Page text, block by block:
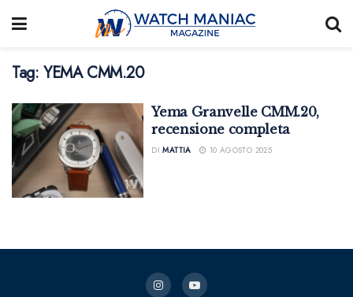
Tag: YEMA CMM.20
Yema Granvelle CMM.20,
recensione completa
DI MATTIA 10 AGOSTO 2025